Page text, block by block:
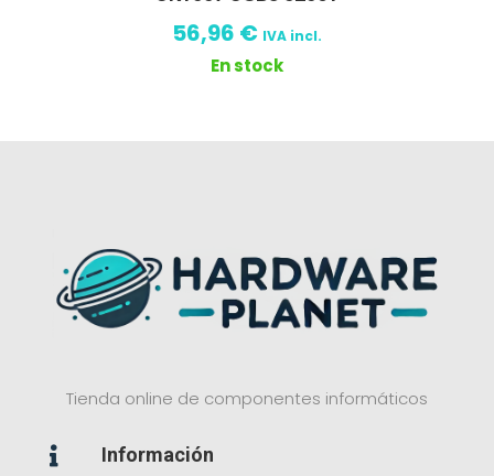
56,96 € IVA incl.
En stock
Tienda online de componentes informáticos

Información